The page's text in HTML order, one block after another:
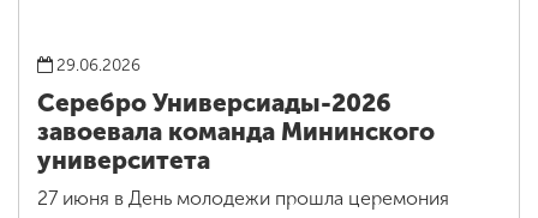
29.06.2026
Серебро Универсиады-2026
завоевала команда Мининского
университета
27 июня в День молодежи прошла церемония